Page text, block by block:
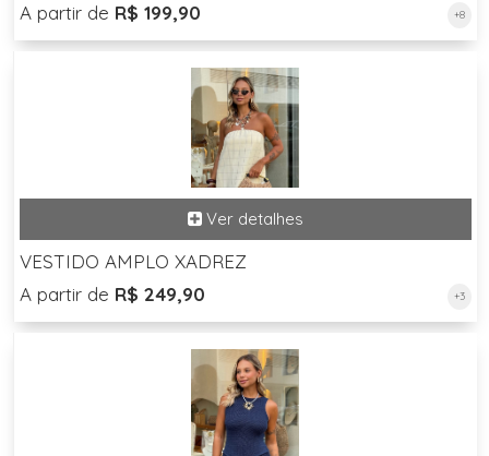
A partir de R$ 199,90 +8
VESTIDO AMPLO XADREZ
A partir de R$ 249,90 +3